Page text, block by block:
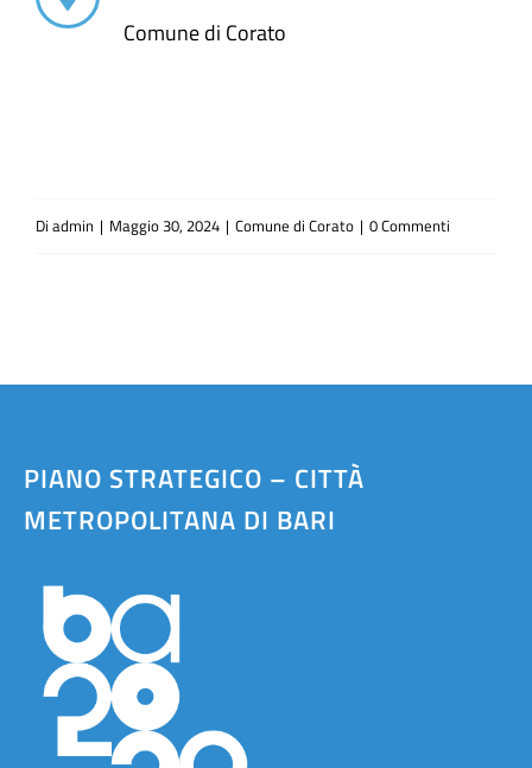
Comune di Corato
Di admin | Maggio 30, 2024 | Comune di Corato | 0 Commenti
PIANO STRATEGICO – CITTÀ
METROPOLITANA DI BARI